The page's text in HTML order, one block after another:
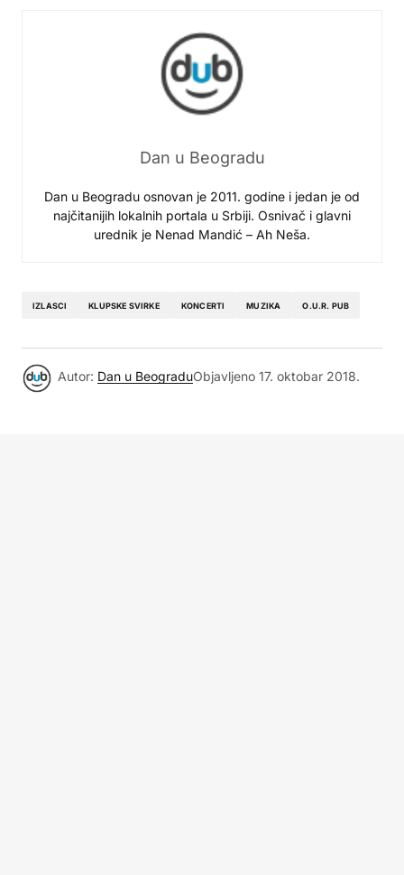
Dan u Beogradu
Dan u Beogradu osnovan je 2011. godine i jedan je od
najčitanijih lokalnih portala u Srbiji. Osnivač i glavni
urednik je Nenad Mandić – Ah Neša.
IZLASCI KLUPSKE SVIRKE KONCERTI MUZIKA O.U.R. PUB
Autor: Dan u BeograduObjavljeno 17. oktobar 2018.